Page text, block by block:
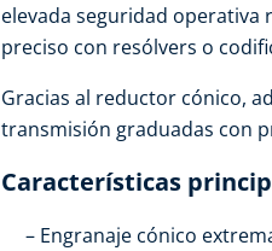
elevada seguridad
preciso con resólvers o
Gracias al reductor cónico,
transmisión graduadas con
Características
Engranaje cónico